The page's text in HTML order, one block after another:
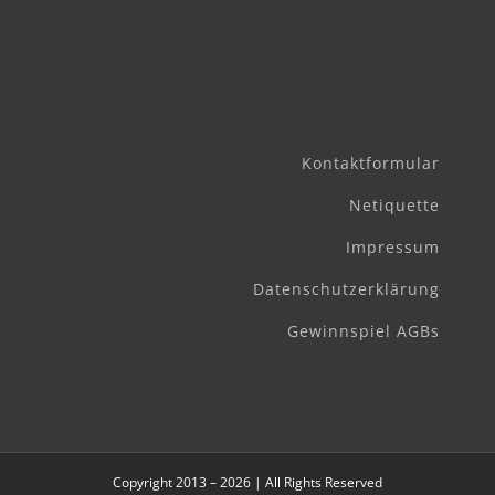
Kontaktformular
Netiquette
Impressum
Datenschutzerklärung
Gewinnspiel AGBs
Copyright 2013 – 2026 | All Rights Reserved